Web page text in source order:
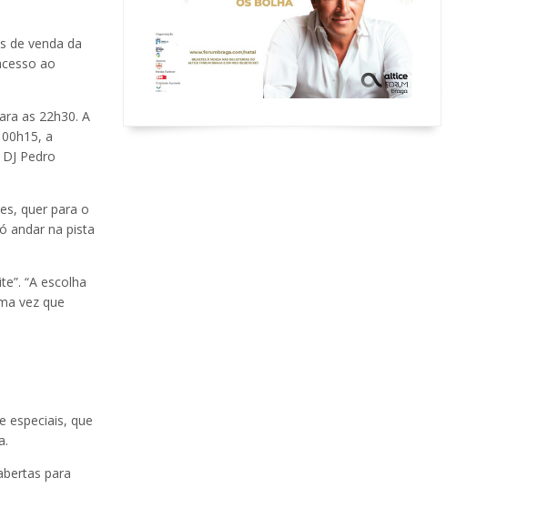
de venda da
ao
as 22h30. A
a
Pedro
quer para o
andar na pista
“A escolha
vez que
especiais, que
para